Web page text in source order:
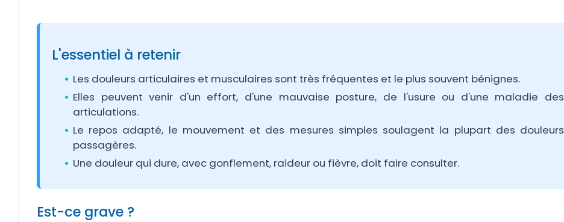
L'essentiel à retenir
Les douleurs articulaires et musculaires sont très fréquentes et le plus souvent bénignes.
Elles peuvent venir d'un effort, d'une mauvaise posture, de l'usure ou d'une maladie des
articulations.
Le repos adapté, le mouvement et des mesures simples soulagent la plupart des douleurs
passagères.
Une douleur qui dure, avec gonflement, raideur ou fièvre, doit faire consulter.
Est-ce grave ?